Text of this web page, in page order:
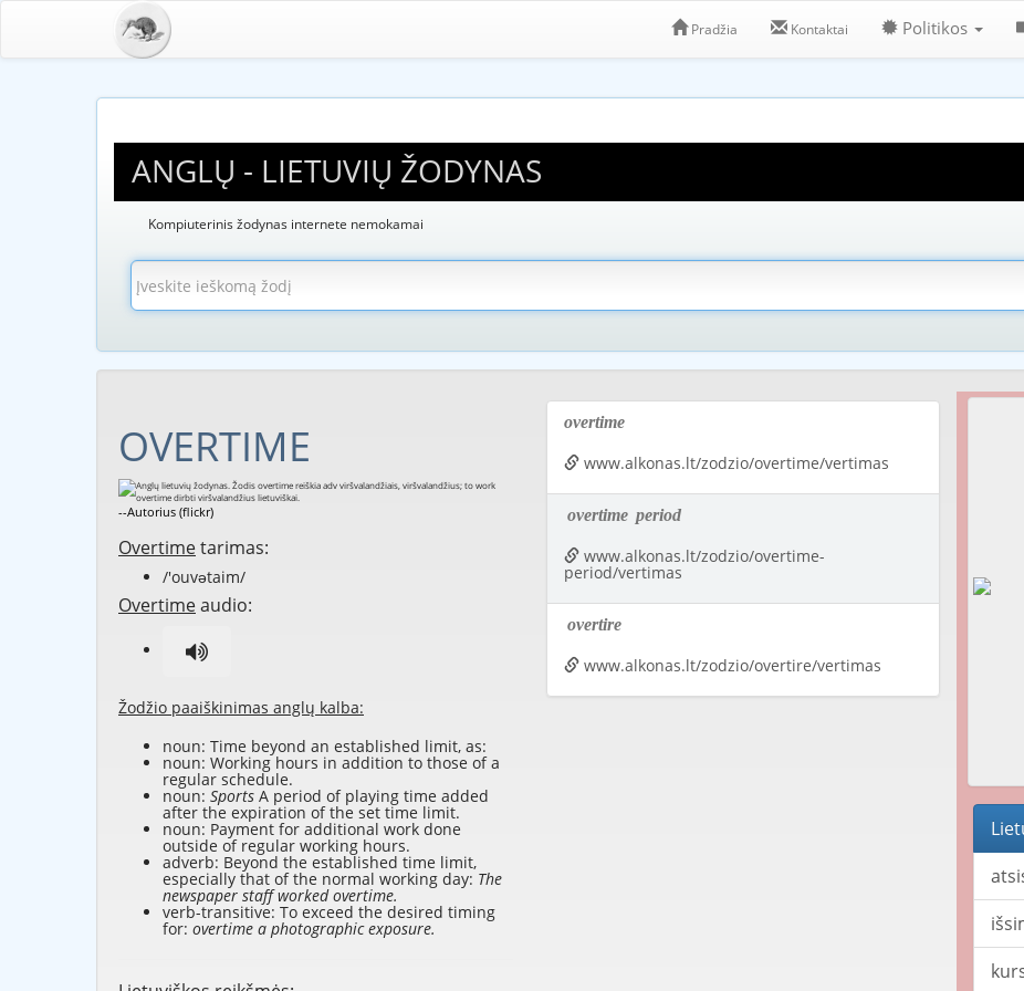
Pradžia Kontaktai Politikos
ANGLŲ - LIETUVIŲ ŽODYNAS
Kompiuterinis žodynas internete nemokamai
OVERTIME
--Autorius (flickr)
Overtimetarimas:
/'ouvətaim/
Overtimeaudio:
Žodžio paaiškinimas anglų kalba:
noun: Time beyond an established limit, as:
noun: Working hours in addition to those of a
regular schedule.
noun: Sports A period of playing time added
after the expiration of the set time limit.
noun: Payment for additional work done
outside of regular working hours.
adverb: Beyond the established time limit,
especially that of the normal working day: The
newspaper staff worked overtime.
verb-transitive: To exceed the desired timing
for: overtime a photographic exposure.
overtime
www.alkonas.lt/zodzio/overtime/vertimas
overtime period
www.alkonas.lt/zodzio/overtime-
period/vertimas
overtire
www.alkonas.lt/zodzio/overtire/vertimas